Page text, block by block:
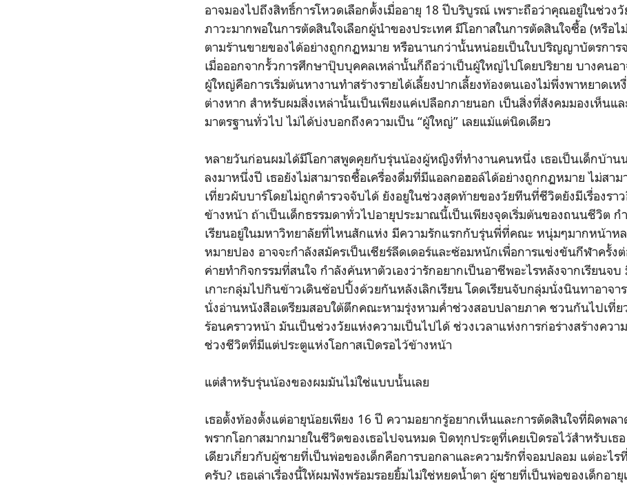
อาจมองไปถึงสิทธิ์การโหวดเลือกตั้งเมื่ออายุ 18 ปีบริบูรณ์ เพราะถือว่าคุณอยู่ในช่ว
ภาวะมากพอในการตัดสินใจเลือกผู้นำของประเทศ มีโอกาสในการตัดสินใจซื้อ (หรือ
ตามร้านขายของได้อย่างถูกกฏหมาย หรือนานกว่านั้นหน่อยเป็นใบปริญญาบัตรการ
เมื่อออกจากรั้วการศึกษาปุ๊บบุคคลเหล่านั้นก็ถือว่าเป็นผู้ใหญ่ไปโดยปริยาย บางคนอ
ผู้ใหญ่คือการเริ่มต้นหางานทำสร้างรายได้เลี้ยงปากเลี้ยงท้องตนเองไม่พึ่งพาหยาดเ
ต่างหาก สำหรับผมสิ่งเหล่านั้นเป็นเพียงแค่เปลือกภายนอก เป็นสิ่งที่สังคมมองเห็นแ
มาตรฐานทั่วไป ไม่ได้บ่งบอกถึงความเป็น “ผู้ใหญ่” เลยแม้แต่นิดเดียว
หลายวันก่อนผมได้มีโอกาสพูดคุยกับรุ่นน้องผู้หญิงที่ทำงานคนหนึ่ง เธอเป็นเด็กบ้าน
ลงมาหนึ่งปี เธอยังไม่สามารถซื้อเครื่องดื่มที่มีแอลกอฮอล์ได้อย่างถูกกฏหมาย ไม่สาม
เที่ยวผับบาร์โดยไม่ถูกตำรวจจับได้ ยังอยูในช่วงสุดท้ายของวัยทีนที่ชีวิตยังมีเรื่องรา
ข้างหน้า ถ้าเป็นเด็กธรรมดาทั่วไปอายุประมาณนี้เป็นเพียงจุดเริ่มต้นของถนนชีวิต ก
เรียนอยู่ในมหาวิทยาลัยที่ไหนสักแห่ง มีความรักแรกกับรุ่นพี่ที่คณะ หนุ่มๆมากหน้าห
หมายปอง อาจจะกำลังสมัครเป็นเชียร์ลีดเดอร์และซ้อมหนักเพื่อการแข่งขันกีฬาครั้ง
ค่ายทำกิจกรรมที่สนใจ กำลังค้นหาตัวเองว่ารักอยากเป็นอาชีพอะไรหลังจากเรียนจ
เกาะกลุ่มไปกินข้าวเดินช้อปปิ้งด้วยกันหลังเลิกเรียน โดดเรียนจับกลุ่มนั่งนินทาอาจา
นั่งอ่านหนังสือเตรียมสอบใต้ตึกคณะหามรุ่งหามค่ำช่วงสอบปลายภาค ชวนกันไปเที่
ร้อนคราวหน้า มันเป็นช่วงวัยแห่งความเป็นไปได้ ช่วงเวลาแห่งการก่อร่างสร้างควา
ช่วงชีวิตที่มีแต่ประตูแห่งโอกาสเปิดรอไว้ข้างหน้า
แต่สำหรับรุ่นน้องของผมมันไม่ใช่แบบนั้นเลย
เธอตั้งท้องตั้งแต่อายุน้อยเพียง 16 ปี ความอยากรู้อยากเห็นและการตัดสินใจที่ผิดพลา
พรากโอกาสมากมายในชีวิตของเธอไปจนหมด ปิดทุกประตูที่เคยเปิดรอไว้สำหรับเธ
เดียวเกี่ยวกับผู้ชายที่เป็นพ่อของเด็กคือการบอกลาและความรักที่จอมปลอม แต่อะไร
ครับ? เธอเล่าเรื่องนี้ให้ผมฟังพร้อมรอยยิ้มไม่ใช่หยดน้ำตา ผู้ชายที่เป็นพ่อของเด็กอา